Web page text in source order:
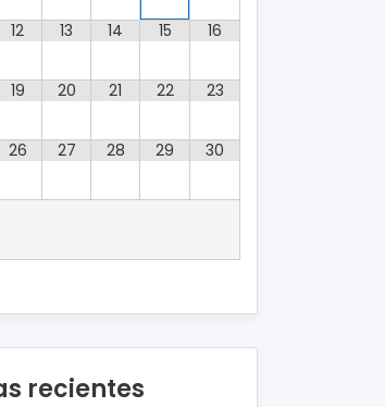
12 13 14 15 16
19 20 21 22 23
26 27 28 29 30
recientes